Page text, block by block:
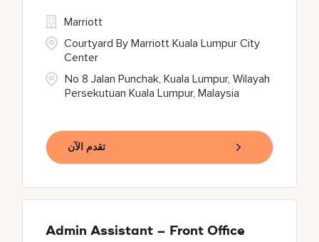
No 8 Jalan Punchak, Kuala Lumpur, Wilayah
Persekutuan Kuala Lumpur, Malaysia
Marriott
Courtyard By Marriott Kuala Lumpur City
Center
تقدم الآن
Admin Assistant – Front Office